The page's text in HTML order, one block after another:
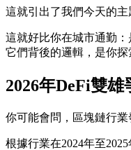
這就引出了我們今天的主
這就好比你在城市通勤
它們背後的邏輯，是你探
2026年DeFi雙
你可能會問，區塊鏈行
根據行業在2024年至